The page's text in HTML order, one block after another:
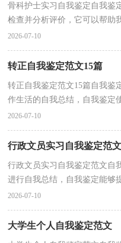
骨科护士实习自我鉴定自我鉴
检查并分析评价，它可以帮助
让我们用心总结，认真完成自
2026-07-10
转正自我鉴定范文15篇
转正自我鉴定范文15篇自我鉴
作生活的自我总结，自我鉴定
心来好好写写自我鉴定吧。那
2026-07-10
行政文员实习自我鉴定范文
行政文员实习自我鉴定范文自
进行自我总结，自我鉴定能够
做好自我鉴定。那么如何把自
2026-07-10
大学生个人自我鉴定范文